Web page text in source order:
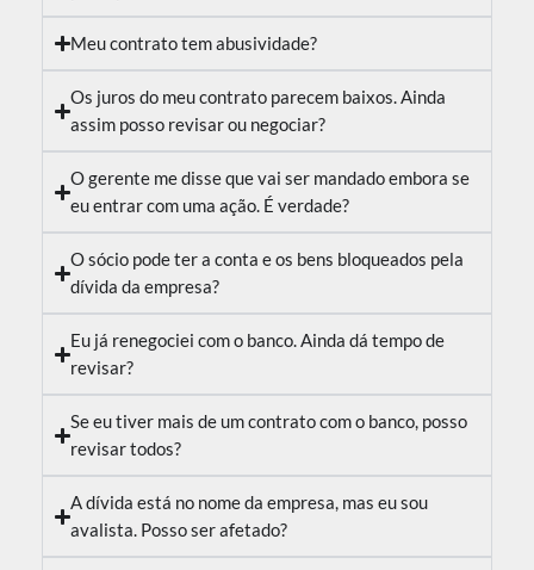
Meu contrato tem abusividade?
Os juros do meu contrato parecem baixos. Ainda
assim posso revisar ou negociar?
O gerente me disse que vai ser mandado embora se
eu entrar com uma ação. É verdade?
O sócio pode ter a conta e os bens bloqueados pela
dívida da empresa?
Eu já renegociei com o banco. Ainda dá tempo de
revisar?
Se eu tiver mais de um contrato com o banco, posso
revisar todos?
A dívida está no nome da empresa, mas eu sou
avalista. Posso ser afetado?